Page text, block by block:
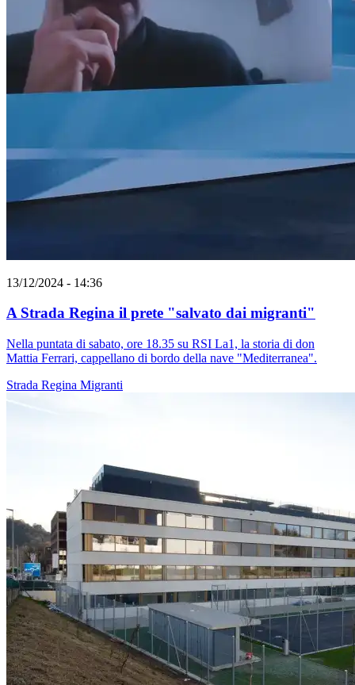
13/12/2024 - 14:36
A Strada Regina il prete "salvato dai migranti"
Nella puntata di sabato, ore 18.35 su RSI La1, la storia di don
Mattia Ferrari, cappellano di bordo della nave "Mediterranea".
Strada Regina Migranti